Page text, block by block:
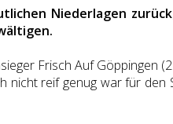
Niederlagen
Frisch Auf Göppingen
nicht reif genug war für den